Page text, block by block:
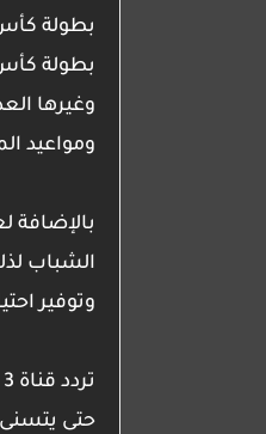
بطولة كأس
بطولة كأس
وغيرها
ومواعيد
بالإضافة
الشباب
وتوفير
تردد قناة IR Cama 3
حتى يتسنى